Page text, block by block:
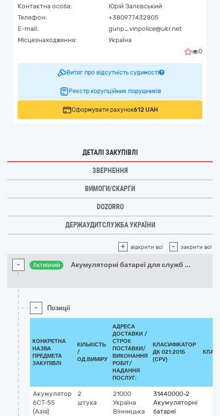
Контактна особа:
Юрій Залєвський
Телефон:
+380977432805
E-mail:
gunp_vinpolice@ukr.net
Місцезнаходження:
Україна
0
Витяг про відсутність судимості
Реєстр корупційних порушників
Сформувати рахунок612 UAH
ДЕТАЛІ ЗАКУПІВЛІ
ЗВЕРНЕННЯ
ВИМОГИ/СКАРГИ
DOZORRO
ДЕРЖАУДИТСЛУЖБА УКРАЇНИ
+ відкрити всі - закрити всі
- Активний Акумуляторні батареї для служб ...
- Позиції
КОНКРЕТНА
НАЗВА
ПРЕДМЕТА
ЗАКУПІВЛІ
КІЛЬКІСТЬ
/
ОД.ВИМІРУ
АДРЕСА
ДОСТАВКИ /
СТРОК
ПОСТАВКИ/
ВИКОНАННЯ
РОБІТ/
НАДАННЯ
ПОСЛУГ:
КЛАСИФІКАТОР
ДК 021:2015
(CPV)
Акумулятор
6СТ-55
(Азія)
2
штука
21000
Україна
Вінницька
31440000-2
Акумуляторні
батареї